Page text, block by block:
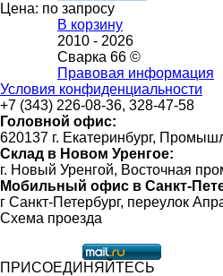
Цена: по запросу
В корзину
2010 - 2026
Сварка 66 ©
Правовая информация
Условия конфиденциальности
+7 (343) 226-08-36, 328-47-58
Головной офис:
620137 г. Екатеринбург,
Склад в Новом Уренгое:
г. Новый Уренгой, Восточная
Мобильный офис в Санкт-
г Санкт-Петербург, переулок
Схема проезда
ПРИСОЕДИНЯЙТЕСЬ